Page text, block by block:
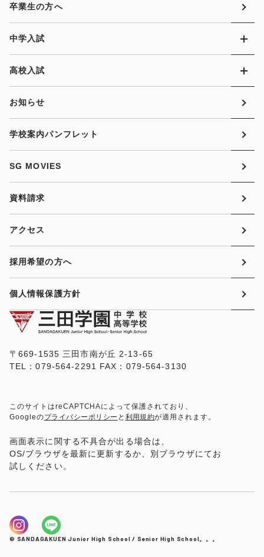
〒669-1535 三田市南が丘 2-13-65
TEL：079-564-2291 FAX：079-564-3130
このサイトはreCAPTCHAによって保護されており、
Googleのプライバシーポリシー と 利用規約が適用されます。
画面表示に関する不具合が出る場合は、
OS/ブラウザを最新に更新するか、別ブラウザにてお
試しください。
卒業生の方へ
中学入試
高校入試
お知らせ
学校案内パンフレット
SG MOVIES
資料請求
アクセス
採用希望の方へ
個人情報保護方針
© SANDAGAKUEN Junior High School / Senior High School。。。